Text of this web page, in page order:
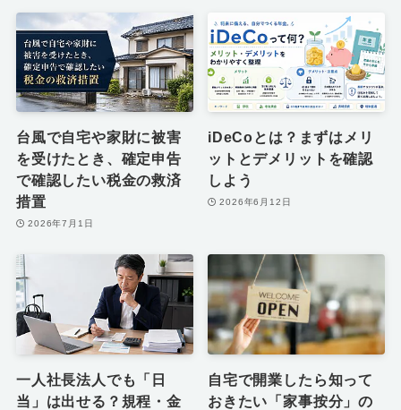
台風で自宅や家財に被害
を受けたとき、確定申告
で確認したい税金の救済
措置
2026年7月1日
iDeCoとは？まずはメリ
ットとデメリットを確認
しよう
2026年6月12日
一人社長法人でも「日
当」は出せる？規程・金
自宅で開業したら知って
おきたい「家事按分」の